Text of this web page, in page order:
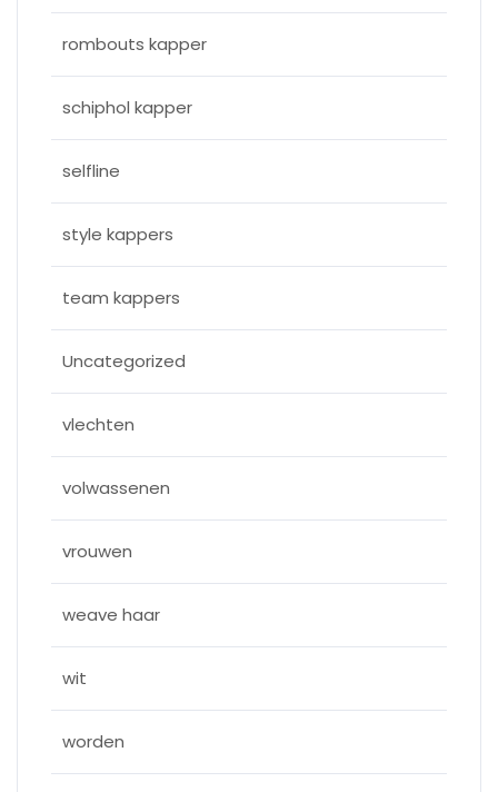
rombouts kapper
schiphol kapper
selfline
style kappers
team kappers
Uncategorized
vlechten
volwassenen
vrouwen
weave haar
wit
worden